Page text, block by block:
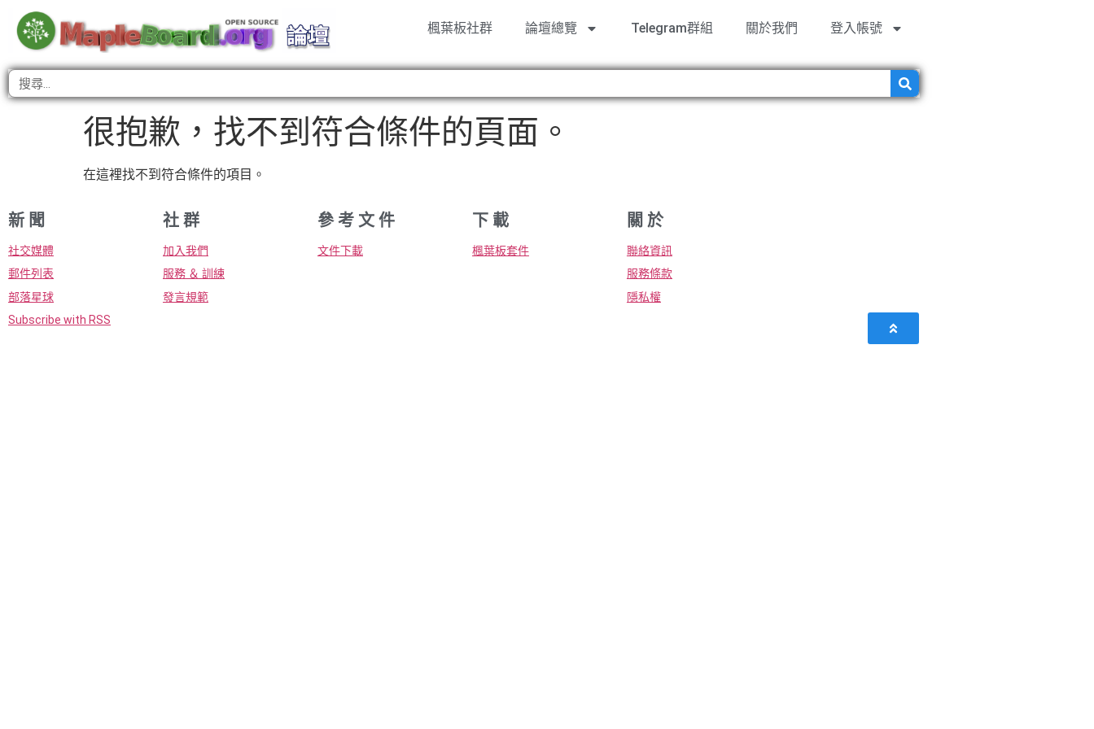
楓葉板社群 論壇總覽 Telegram群組 關於我們 登入帳號
很抱歉，找不到符合條件的頁面。
在這裡找不到符合條件的項目。
新 聞
社交媒體
郵件列表
部落星球
Subscribe with RSS
社 群
加入我們
服務 ＆ 訓練
發言規範
參 考 文 件
文件下載
下 載
楓葉板套件
關 於
聯絡資訊
服務條款
隱私權